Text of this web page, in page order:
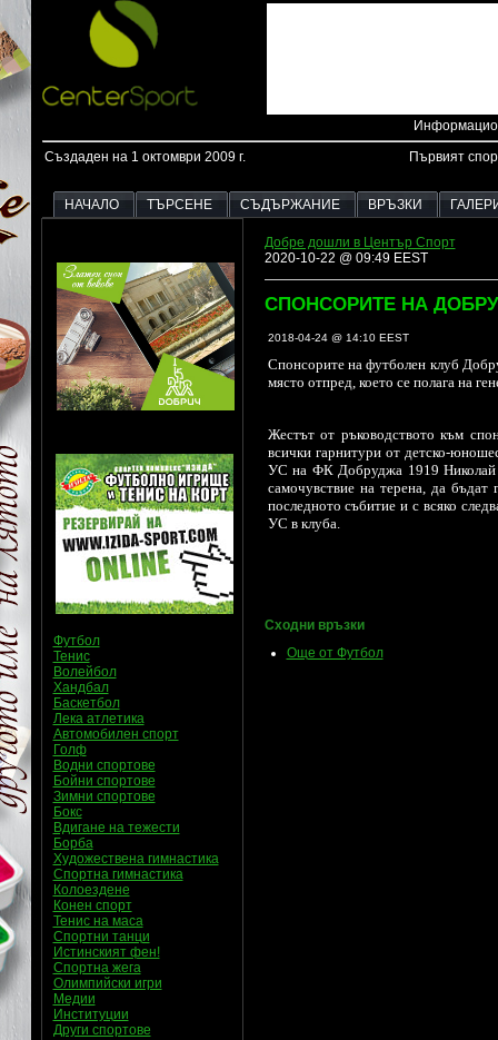
Създаден на 1 октомври 2009 г. Първият
НАЧАЛО ТЪРСЕНЕ СЪДЪРЖАНИЕ ВРЪЗКИ
Добре дошли в Център Спорт
2020-10-22 @ 09:49 EEST
СПОНСОРИТЕ НА
2018-04-24 @ 14:10 EEST
Спонсорите на футболен клуб
място отпред, което се полага на
Жестът от ръководството към
всички гарнитури от детско-
УС на ФК Добруджа 1919 Николай
самочувствие на терена, да
последното събитие и с всяко
УС в клуба.
Сходни връзки
Още от Футбол
Футбол
Тенис
Волейбол
Хандбал
Баскетбол
Лека атлетика
Автомобилен спорт
Голф
Водни спортове
Бойни спортове
Зимни спортове
Бокс
Вдигане на тежести
Борба
Художествена гимнастика
Спортна гимнастика
Колоездене
Конен спорт
Тенис на маса
Спортни танци
Истинският фен!
Спортна жега
Олимпийски игри
Медии
Институции
Други спортове